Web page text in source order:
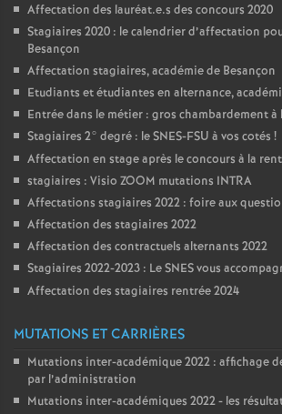
Affectation des lauréat.e.s des concours 2020
Stagiaires 2020 : le calendrier d’affectation
Besançon
Affectation stagiaires, académie de Besançon
Etudiants et étudiantes en alternance,
Entrée dans le métier : gros chambardement à
Stagiaires 2° degré : le SNES-FSU à vos cotés !
Affectation en stage après le concours à la
stagiaires : Visio ZOOM mutations INTRA
Affectations stagiaires 2022 : foire aux
Affectation des stagiaires 2022
Affectation des contractuels alternants 2022
Stagiaires 2022-2023 : Le SNES vous
Affectation des stagiaires rentrée 2024
MUTATIONS ET CARRIÈRES
Mutations inter-académique 2022 : affichage
par l’administration
Mutations inter-académiques 2022 - les